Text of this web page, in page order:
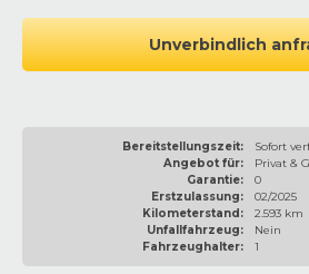
Unverbindlich
Bereitstellungszeit:
Sofort
Angebot für:
Privat &
Garantie:
0
Erstzulassung:
02/2025
Kilometerstand:
2.593 km
Unfallfahrzeug:
Nein
Fahrzeughalter:
1